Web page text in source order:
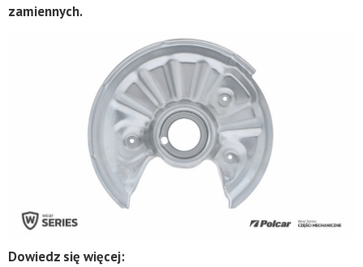
zamiennych.
Dowiedz się więcej: